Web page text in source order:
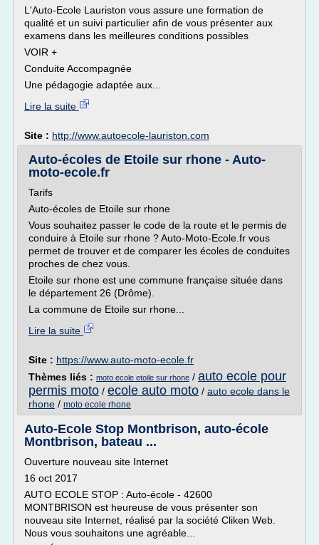
L'Auto-Ecole Lauriston vous assure une formation de
qualité et un suivi particulier afin de vous présenter aux
examens dans les meilleures conditions possibles
VOIR +
Conduite Accompagnée
Une pédagogie adaptée aux...
Lire la suite
Site : http://www.autoecole-lauriston.com
Auto-écoles de Etoile sur rhone - Auto-
moto-ecole.fr
Tarifs
Auto-écoles de Etoile sur rhone
Vous souhaitez passer le code de la route et le permis de
conduire à Etoile sur rhone ? Auto-Moto-Ecole.fr vous
permet de trouver et de comparer les écoles de conduites
proches de chez vous.
Etoile sur rhone est une commune française située dans
le département 26 (Drôme).
La commune de Etoile sur rhone...
Lire la suite
Site : https://www.auto-moto-ecole.fr
Thèmes liés : moto ecole etoile sur rhone / auto ecole pour
permis moto / ecole auto moto / auto ecole dans le
rhone / moto ecole rhone
Auto-Ecole Stop Montbrison, auto-école
Montbrison, bateau ...
Ouverture nouveau site Internet
16 oct 2017
AUTO ECOLE STOP : Auto-école - 42600
MONTBRISON est heureuse de vous présenter son
nouveau site Internet, réalisé par la société Cliken Web.
Nous vous souhaitons une agréable...